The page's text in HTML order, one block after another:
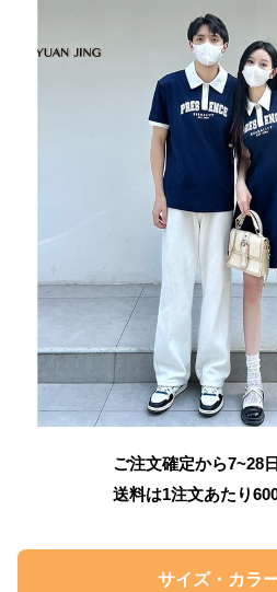
ご注文確定から7~28
送料は1注文あたり
サイズ・カラ